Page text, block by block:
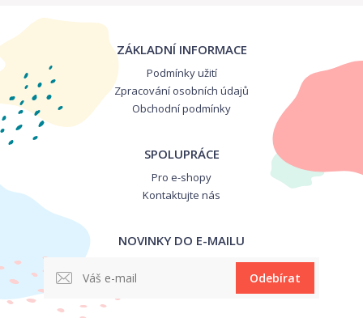
ZÁKLADNÍ INFORMACE
Podmínky užití
Zpracování osobních údajů
Obchodní podmínky
SPOLUPRÁCE
Pro e-shopy
Kontaktujte nás
NOVINKY DO E-MAILU
Odebírat